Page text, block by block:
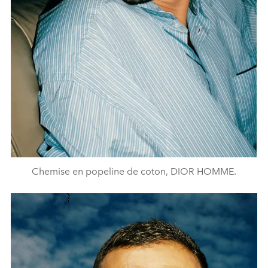
Chemise en popeline de coton, DIOR HOMME.